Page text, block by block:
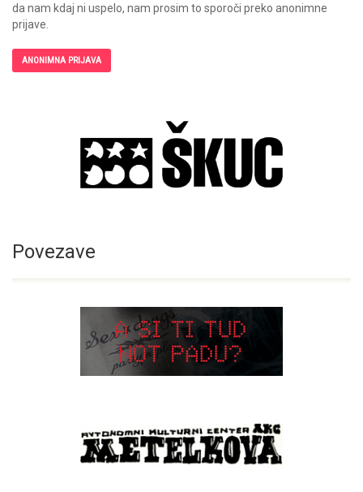
da nam kdaj ni uspelo, nam prosim to sporoči preko anonimne
prijave.
ANONIMNA PRIJAVA
Povezave